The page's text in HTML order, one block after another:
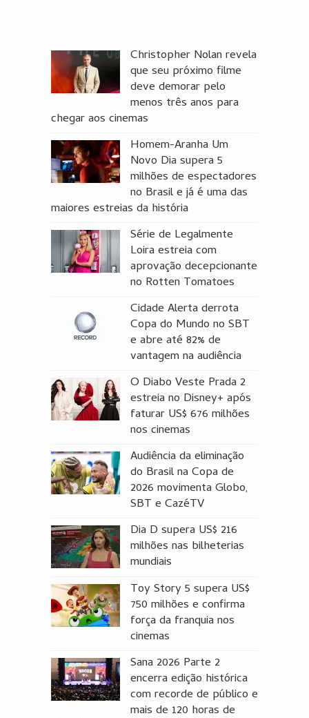
Christopher Nolan revela
que seu próximo filme
deve demorar pelo
menos três anos para
chegar aos cinemas
Homem-Aranha Um
Novo Dia supera 5
milhões de espectadores
no Brasil e já é uma das
maiores estreias da história
Série de Legalmente
Loira estreia com
aprovação decepcionante
no Rotten Tomatoes
Cidade Alerta derrota
Copa do Mundo no SBT
e abre até 82% de
vantagem na audiência
O Diabo Veste Prada 2
estreia no Disney+ após
faturar US$ 676 milhões
nos cinemas
Audiência da eliminação
do Brasil na Copa de
2026 movimenta Globo,
SBT e CazéTV
Dia D supera US$ 216
milhões nas bilheterias
mundiais
Toy Story 5 supera US$
750 milhões e confirma
força da franquia nos
cinemas
Sana 2026 Parte 2
encerra edição histórica
com recorde de público e
mais de 120 horas de